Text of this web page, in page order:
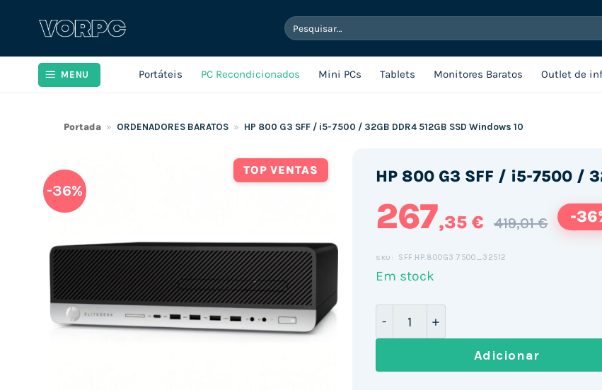
Pesquisar
por:
MENU Portáteis PC Recondicionados Mini PCs Tablets Monitores Baratos Outlet de
Portada » ORDENADORES BARATOS » HP 800 G3 SFF / i5-7500 / 32GB DDR4 512GB SSD Windows 10
TOP VENTAS
-36%
HP 800 G3 SFF / i5-7500 /
267,35 € 419,01 € -
SKU: SFF.HP.800G3.7500_32512
Em stock
Quantidade de HP 800 G3 SFF / i5-
Adicionar